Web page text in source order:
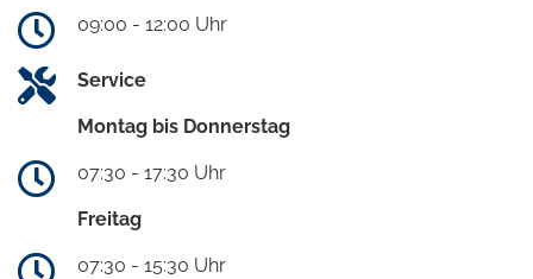
09:00 - 12:00 Uhr
Service
Montag bis Donnerstag
07:30 - 17:30 Uhr
Freitag
07:30 - 15:30 Uhr